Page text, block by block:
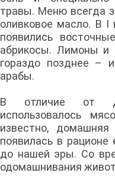
травы. Меню всегда
оливковое масло. В
появились
абрикосы. Лимоны и
гораздо позднее –
арабы.
В отличие от
использовалось
известно,
появилась в рационе
до нашей эры. Со
одомашнивания